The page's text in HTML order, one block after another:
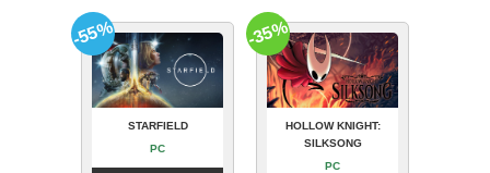
STARFIELD
PC
-55%
HOLLOW KNIGHT:
SILKSONG
PC
-35%